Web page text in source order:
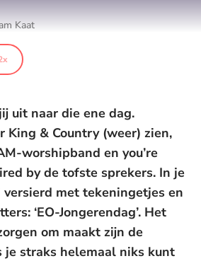
Kaat
x
uit naar die ene dag.
King & Country (weer) zien,
worshipband en you’re
by de tofste sprekers. In je
met tekeningetjes en
‘EO-Jongerendag’. Het
om maakt zijn de
je straks helemaal niks kunt